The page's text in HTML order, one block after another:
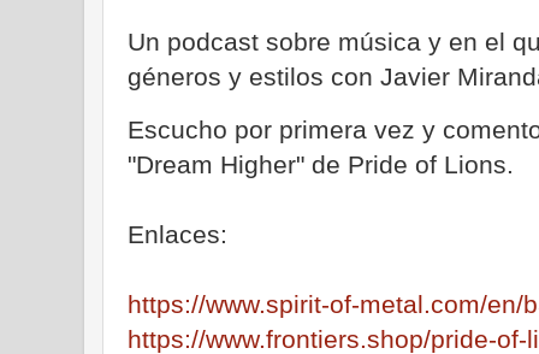
Un podcast sobre música y en el
géneros y estilos con Javier
Escucho por primera vez y
"Dream Higher" de Pride of Lions.
Enlaces:
https://www.spirit-of-metal.com/en/
https://www.frontiers.shop/pride-of-